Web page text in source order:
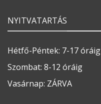
NYITVATARTÁS
Hétfő-Péntek: 7-17 óráig
Szombat: 8-12 óráig
Vasárnap: ZÁRVA